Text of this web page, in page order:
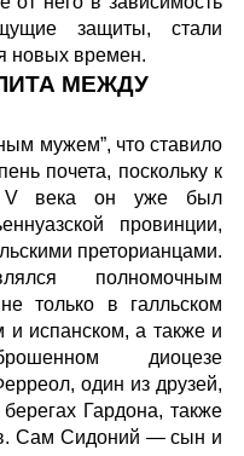
защиты, стали
новых времен.
МЕЖДУ
мужем”, что ставило
почета, поскольку к
V века он уже был
провинции,
преторианцами.
полномочным
только в галльском
и испанском, а также и
диоцезе
один из друзей,
Гардона, также
Сам Сидоний — сын и